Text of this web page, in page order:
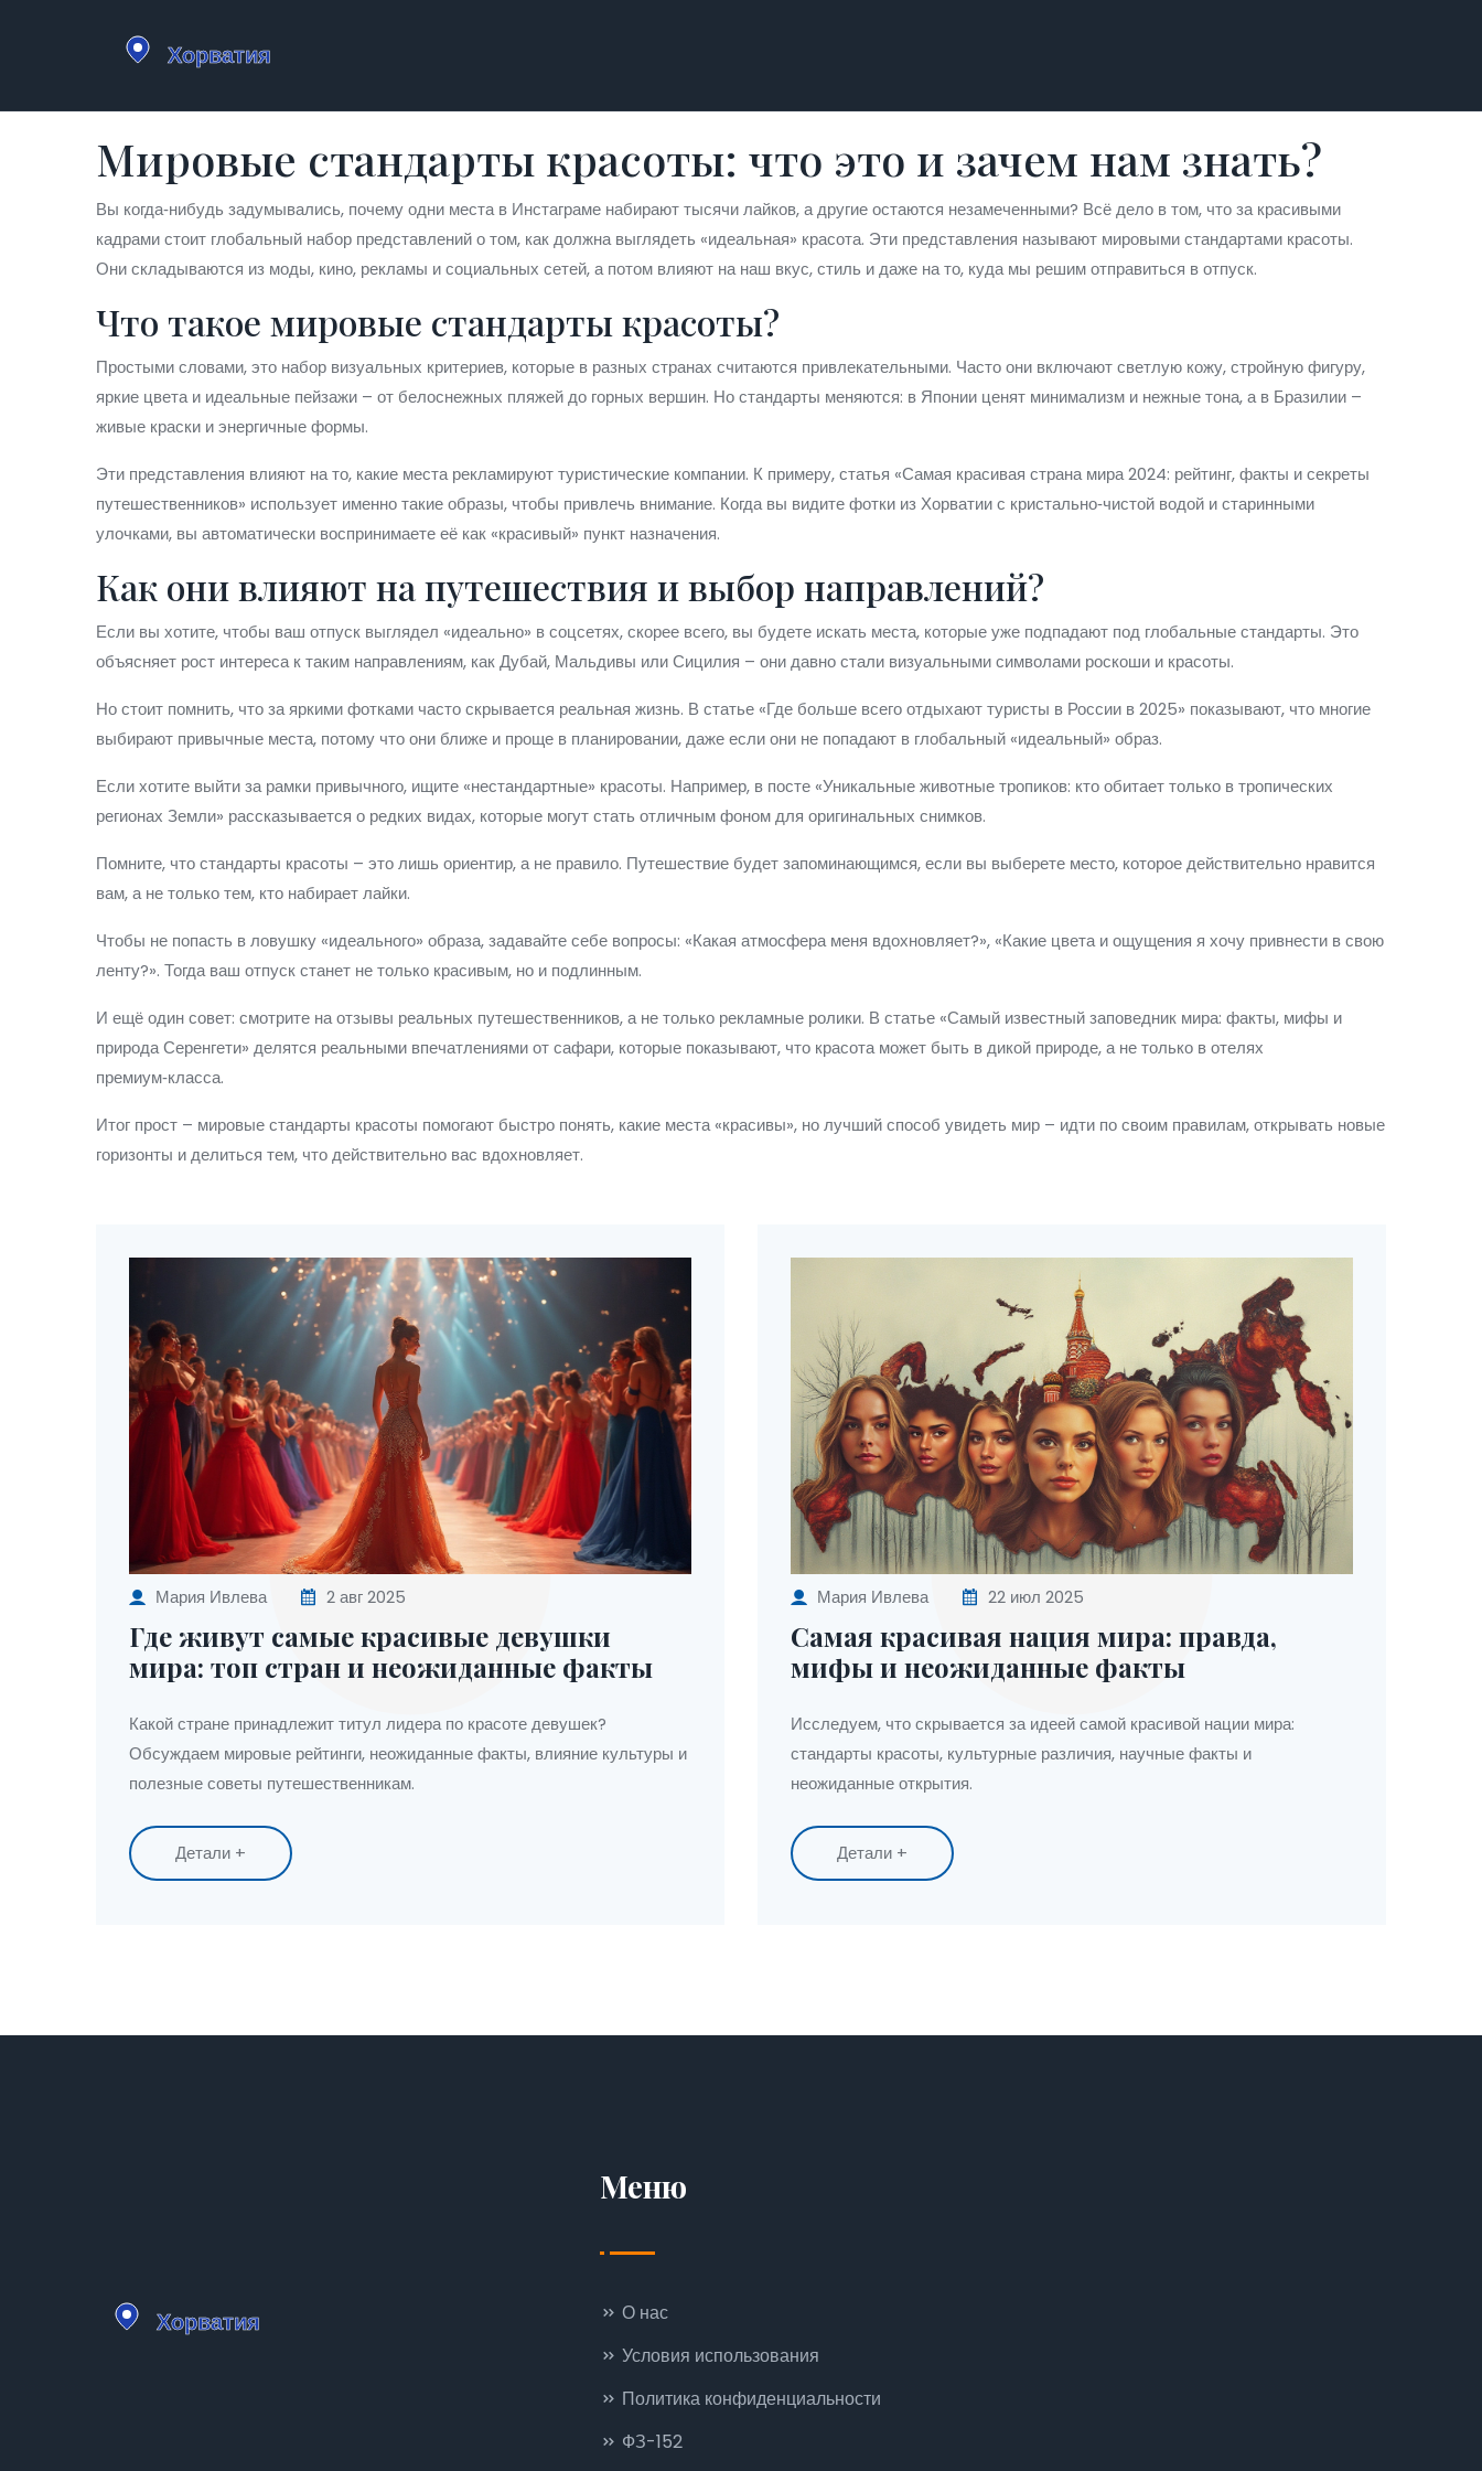
Мировые стандарты красоты: что это и зачем нам знать?
Вы когда‑нибудь задумывались, почему одни места в Инстаграме набирают тысячи лайков, а другие остаются незамеченными? Всё дело в том, что за красивыми
кадрами стоит глобальный набор представлений о том, как должна выглядеть «идеальная» красота. Эти представления называют мировыми стандартами красоты.
Они складываются из моды, кино, рекламы и социальных сетей, а потом влияют на наш вкус, стиль и даже на то, куда мы решим отправиться в отпуск.
Что такое мировые стандарты красоты?
Простыми словами, это набор визуальных критериев, которые в разных странах считаются привлекательными. Часто они включают светлую кожу, стройную фигуру,
яркие цвета и идеальные пейзажи – от белоснежных пляжей до горных вершин. Но стандарты меняются: в Японии ценят минимализм и нежные тона, а в Бразилии –
живые краски и энергичные формы.
Эти представления влияют на то, какие места рекламируют туристические компании. К примеру, статья «Самая красивая страна мира 2024: рейтинг, факты и секреты
путешественников» использует именно такие образы, чтобы привлечь внимание. Когда вы видите фотки из Хорватии с кристально‑чистой водой и старинными
улочками, вы автоматически воспринимаете её как «красивый» пункт назначения.
Как они влияют на путешествия и выбор направлений?
Если вы хотите, чтобы ваш отпуск выглядел «идеально» в соцсетях, скорее всего, вы будете искать места, которые уже подпадают под глобальные стандарты. Это
объясняет рост интереса к таким направлениям, как Дубай, Мальдивы или Сицилия – они давно стали визуальными символами роскоши и красоты.
Но стоит помнить, что за яркими фотками часто скрывается реальная жизнь. В статье «Где больше всего отдыхают туристы в России в 2025» показывают, что многие
выбирают привычные места, потому что они ближе и проще в планировании, даже если они не попадают в глобальный «идеальный» образ.
Если хотите выйти за рамки привычного, ищите «нестандартные» красоты. Например, в посте «Уникальные животные тропиков: кто обитает только в тропических
регионах Земли» рассказывается о редких видах, которые могут стать отличным фоном для оригинальных снимков.
Помните, что стандарты красоты – это лишь ориентир, а не правило. Путешествие будет запоминающимся, если вы выберете место, которое действительно нравится
вам, а не только тем, кто набирает лайки.
Чтобы не попасть в ловушку «идеального» образа, задавайте себе вопросы: «Какая атмосфера меня вдохновляет?», «Какие цвета и ощущения я хочу привнести в свою
ленту?». Тогда ваш отпуск станет не только красивым, но и подлинным.
И ещё один совет: смотрите на отзывы реальных путешественников, а не только рекламные ролики. В статье «Самый известный заповедник мира: факты, мифы и
природа Серенгети» делятся реальными впечатлениями от сафари, которые показывают, что красота может быть в дикой природе, а не только в отелях
премиум‑класса.
Итог прост – мировые стандарты красоты помогают быстро понять, какие места «красивы», но лучший способ увидеть мир – идти по своим правилам, открывать новые
горизонты и делиться тем, что действительно вас вдохновляет.
Мария Ивлева 2 авг 2025
Где живут самые красивые девушки
мира: топ стран и неожиданные факты
Какой стране принадлежит титул лидера по красоте девушек?
Обсуждаем мировые рейтинги, неожиданные факты, влияние культуры и
полезные советы путешественникам.
Детали +
Мария Ивлева 22 июл 2025
Самая красивая нация мира: правда,
мифы и неожиданные факты
Исследуем, что скрывается за идеей самой красивой нации мира:
стандарты красоты, культурные различия, научные факты и
неожиданные открытия.
Детали +
Меню
О нас
Условия использования
Политика конфиденциальности
ФЗ-152